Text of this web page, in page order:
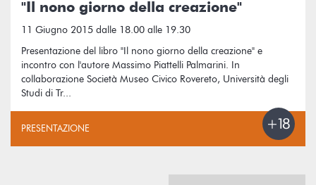
"Il nono giorno della creazione"
11 Giugno 2015 dalle 18.00 alle 19.30
Presentazione del libro "Il nono giorno della creazione" e
incontro con l'autore Massimo Piattelli Palmarini. In
collaborazione Società Museo Civico Rovereto, Università degli
Studi di Tr...
PRESENTAZIONE